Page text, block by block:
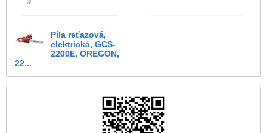
Píla reťazová,
elektrická, GCS-
2200E, OREGON,
22...